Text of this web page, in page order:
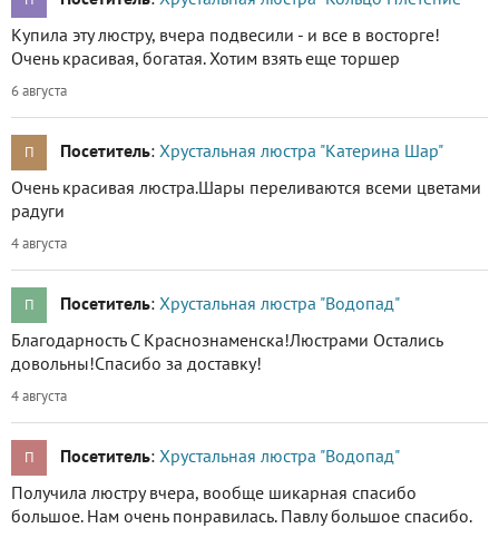
Купила эту люстру, вчера подвесили - и все в восторге!
Очень красивая, богатая. Хотим взять еще торшер
6 августа
П Посетитель: Хрустальная люстра "Катерина Шар"
Очень красивая люстра.Шары переливаются всеми цветами
радуги
4 августа
П Посетитель: Хрустальная люстра "Водопад"
Благодарность С Краснознаменска!Люстрами Остались
довольны!Спасибо за доставку!
4 августа
П Посетитель: Хрустальная люстра "Водопад"
Получила люстру вчера, вообще шикарная спасибо
большое. Нам очень понравилась. Павлу большое спасибо.